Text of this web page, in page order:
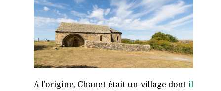
A l’origine, Chanet était un village dont il